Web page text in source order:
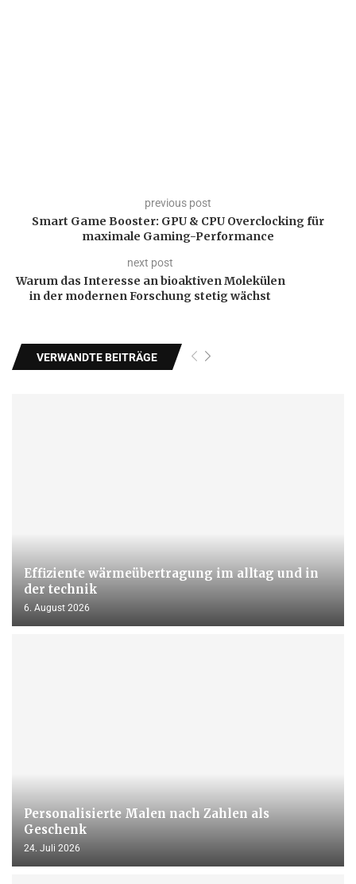
previous post
Smart Game Booster: GPU & CPU Overclocking für
maximale Gaming-Performance
next post
Warum das Interesse an bioaktiven Molekülen
in der modernen Forschung stetig wächst
VERWANDTE BEITRÄGE
Effiziente wärmeübertragung im alltag und in
der technik
6. August 2026
Personalisierte Malen nach Zahlen als
Geschenk
24. Juli 2026